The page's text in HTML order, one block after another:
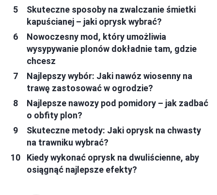
Skuteczne sposoby na zwalczanie śmietki
kapuścianej – jaki oprysk wybrać?
Nowoczesny mod, który umożliwia
wysypywanie plonów dokładnie tam, gdzie
chcesz
Najlepszy wybór: Jaki nawóz wiosenny na
trawę zastosować w ogrodzie?
Najlepsze nawozy pod pomidory – jak zadbać
o obfity plon?
Skuteczne metody: Jaki oprysk na chwasty
na trawniku wybrać?
Kiedy wykonać oprysk na dwuliścienne, aby
osiągnąć najlepsze efekty?